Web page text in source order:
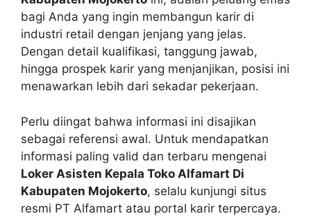
bagi Anda yang ingin membangun karir di
industri retail dengan jenjang yang jelas.
Dengan detail kualifikasi, tanggung jawab,
hingga prospek karir yang menjanjikan, posisi ini
menawarkan lebih dari sekadar pekerjaan.
Perlu diingat bahwa informasi ini disajikan
sebagai referensi awal. Untuk mendapatkan
informasi paling valid dan terbaru mengenai
Loker Asisten Kepala Toko Alfamart Di
Kabupaten Mojokerto, selalu kunjungi situs
resmi PT Alfamart atau portal karir terpercaya.